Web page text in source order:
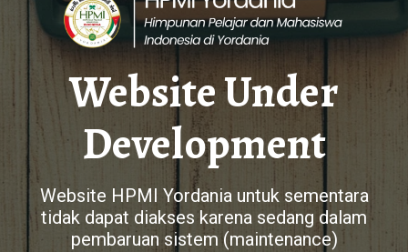
Website Under
Development
Website HPMI Yordania untuk sementara
tidak dapat diakses karena sedang dalam
pembaruan sistem (maintenance)